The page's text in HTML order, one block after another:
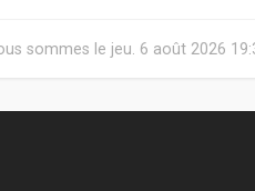
sommes le jeu. 6 août 2026